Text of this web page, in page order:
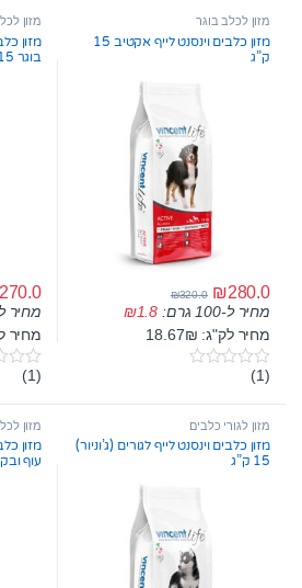
מזון לכלב בוגר
מזון כלבים וינסנט לייף אקטיב 15
ק”ג
₪280.0
₪320.0
מחיר ל-100 גרם: ₪1.8
מחיר לק"ג: 18.67₪
0
t
o
f
5
(1)
מזון
מזון
בוגר 15 ק”ג
270.0
מחיר ל-100
מחיר
0
t
o
f
5
(1)
מזון לגורי כלבים
מזון כלבים וינסנט לייף לגורים (ג’וניור)
15 ק”ג
מזון
מזון
עוף ובקר 20